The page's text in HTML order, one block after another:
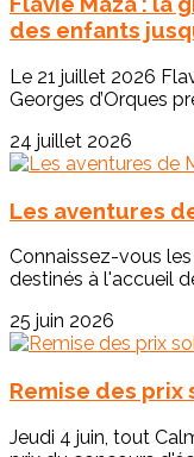
des enfants
Le 21 juillet 2026
Georges d’Orques
24 juillet 2026
Les aventures
Connaissez-vous
destinés à l'accueil
25 juin 2026
Remise des prix
Jeudi 4 juin, tout